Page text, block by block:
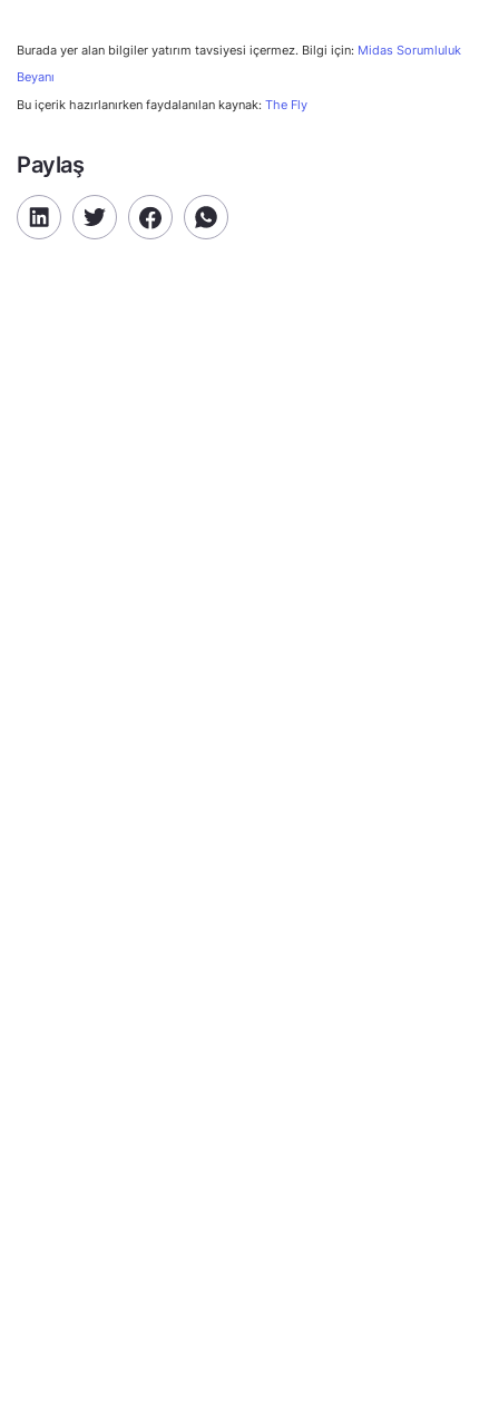
Burada yer alan bilgiler yatırım tavsiyesi içermez. Bilgi için: Midas Sorumluluk
Beyanı
Bu içerik hazırlanırken faydalanılan kaynak: The Fly
Paylaş